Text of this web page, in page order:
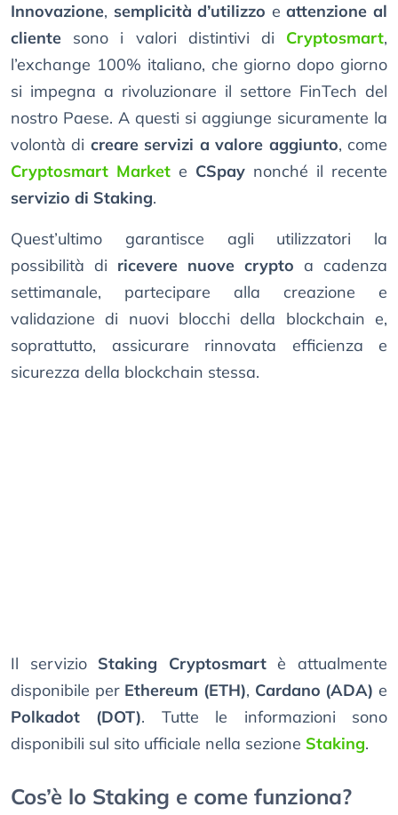
Innovazione, semplicità d’utilizzo eattenzione al
cliente sono i valori distintivi di Cryptosmart,
l’exchange 100% italiano, che giorno dopo giorno
si impegna a rivoluzionare il settore FinTech del
nostro Paese. A questi si aggiunge sicuramente la
volontà di creare servizi a valore aggiunto, come
Cryptosmart Market e CSpay nonché il recente
servizio di Staking.
Quest’ultimo garantisce agli utilizzatori la
possibilità di ricevere nuove crypto a cadenza
settimanale, partecipare alla creazione e
validazione di nuovi blocchi della blockchain e,
soprattutto, assicurare rinnovata efficienza e
sicurezza della blockchain stessa.
Il servizio Staking Cryptosmartè attualmente
disponibile per Ethereum (ETH), Cardano (ADA) e
Polkadot (DOT). Tutte le informazioni sono
disponibili sul sito ufficiale nella sezione Staking.
Cos’è lo Staking e come funziona?